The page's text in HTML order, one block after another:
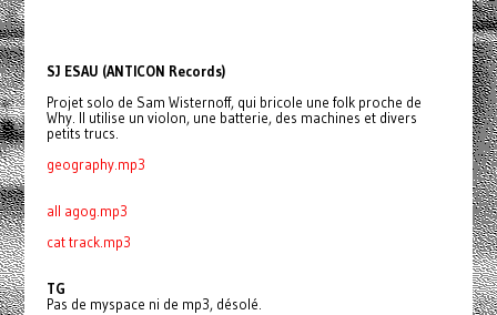
SJ ESAU (ANTICON Records)
Projet solo de Sam Wisternoff, qui bricole une folk proche de
Why. Il utilise un violon, une batterie, des machines et divers
petits trucs.
geography.mp3
all agog.mp3
cat track.mp3
TG
Pas de myspace ni de mp3, désolé.